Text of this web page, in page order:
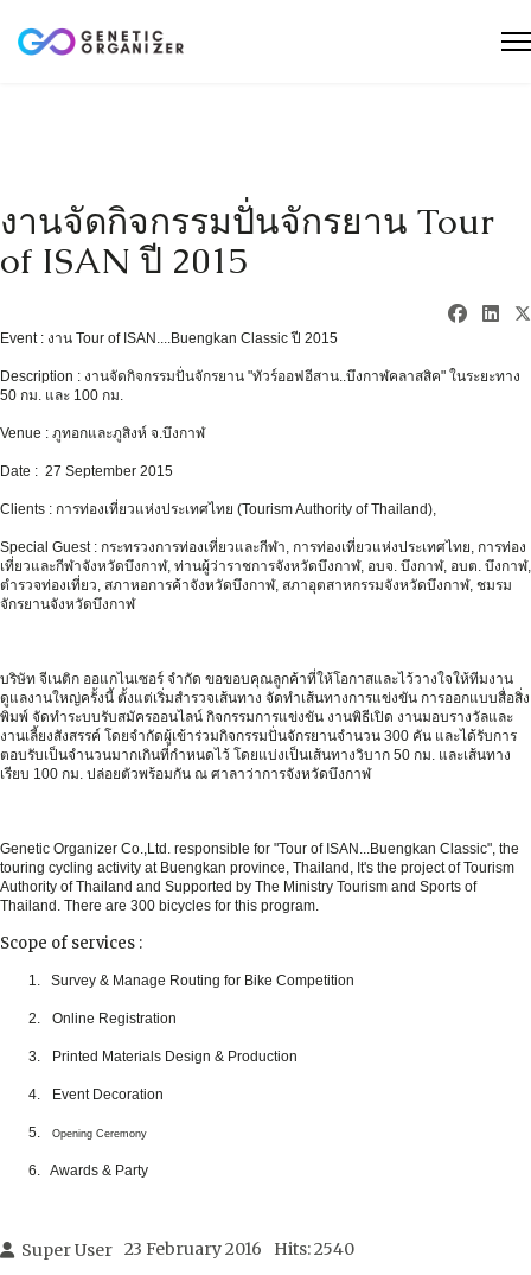
งานจัดกิจกรรมปั่นจักรยาน Tour
of ISAN ปี 2015
Event : งาน Tour of ISAN....Buengkan Classic ปี 2015
Description : งานจัดกิจกรรมปั่นจักรยาน "ทัวร์ออฟอีสาน..บึงกาฬคลาสสิค" ในระยะทาง
50 กม. และ 100 กม.
Venue : ภูทอกและภูสิงห์ จ.บึงกาฬ
Date : 27 September 2015
Clients : การท่องเที่ยวแห่งประเทศไทย (Tourism Authority of Thailand),
Special Guest : กระทรวงการท่องเที่ยวและกีฬา, การท่องเที่ยวแห่งประเทศไทย, การท่อง
เที่ยวและกีฬาจังหวัดบึงกาฬ, ท่านผู้ว่าราชการจังหวัดบึงกาฬ, อบจ. บึงกาฬ, อบต. บึงกาฬ,
ตำรวจท่องเที่ยว, สภาหอการค้าจังหวัดบึงกาฬ, สภาอุตสาหกรรมจังหวัดบึงกาฬ, ชมรม
จักรยานจังหวัดบึงกาฬ
บริษัท จีเนติก ออแกไนเซอร์ จำกัด ขอขอบคุณลูกค้าที่ให้โอกาสและไว้วางใจให้ทีมงาน
ดูแลงานใหญ่ครั้งนี้ ตั้งแต่เริ่มสำรวจเส้นทาง จัดทำเส้นทางการแข่งขัน การออกแบบสื่อสิ่ง
พิมพ์ จัดทำระบบรับสมัครออนไลน์ กิจกรรมการแข่งขัน งานพิธีเปิด งานมอบรางวัลและ
งานเลี้ยงสังสรรค์ โดยจำกัดผู้เข้าร่วมกิจกรรมปั่นจักรยานจำนวน 300 คัน และได้รับการ
ตอบรับเป็นจำนวนมากเกินที่กำหนดไว้ โดยแบ่งเป็นเส้นทางวิบาก 50 กม. และเส้นทาง
เรียบ 100 กม. ปล่อยตัวพร้อมกัน ณ ศาลาว่าการจังหวัดบึงกาฬ
Genetic Organizer Co.,Ltd. responsible for "Tour of ISAN...Buengkan Classic", the
touring cycling activity at Buengkan province, Thailand, It's the project of Tourism
Authority of Thailand and Supported by The Ministry Tourism and Sports of
Thailand. There are 300 bicycles for this program.
Scope of services :
1. Survey & Manage Routing for Bike Competition
2. Online Registration
3. Printed Materials Design & Production
4. Event Decoration
5. Opening Ceremony
6. Awards & Party
Super User 23 February 2016 Hits: 2540